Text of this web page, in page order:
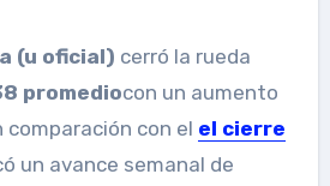
(u oficial) cerró la rueda
promediocon un aumento
comparación con el el cierre
un avance semanal de